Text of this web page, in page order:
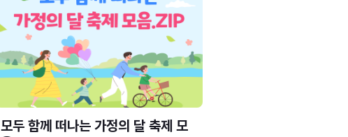
모두 함께 떠나는 가정의 달 축제 모